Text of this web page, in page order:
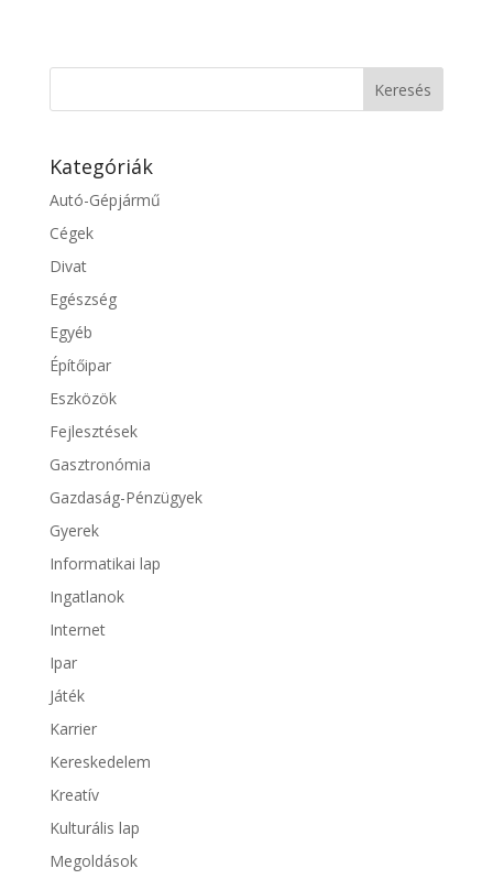
Kategóriák
Autó-Gépjármű
Cégek
Divat
Egészség
Egyéb
Építőipar
Eszközök
Fejlesztések
Gasztronómia
Gazdaság-Pénzügyek
Gyerek
Informatikai lap
Ingatlanok
Internet
Ipar
Játék
Karrier
Kereskedelem
Kreatív
Kulturális lap
Megoldások